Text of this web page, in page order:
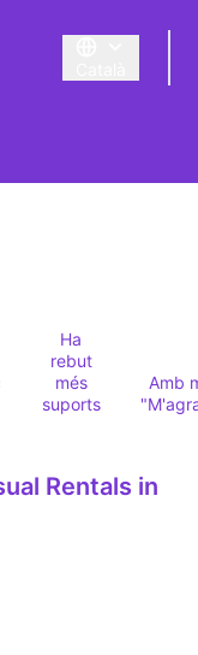
Triar la llengua
Ha
rebut
més
suports
Amb
Rentals in